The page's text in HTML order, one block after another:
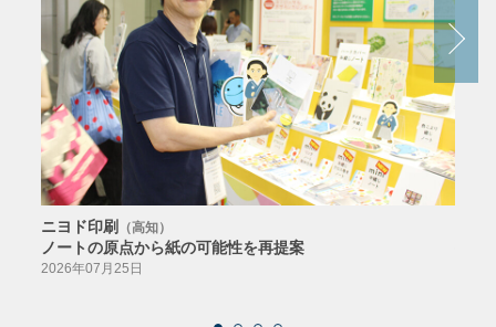
ニヨド印刷 （高知）
ノートの原点から紙の可能性を再提案
2026年07月25日